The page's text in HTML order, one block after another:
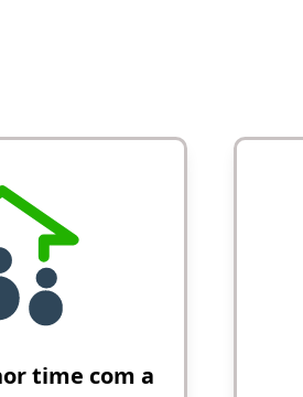
time com a